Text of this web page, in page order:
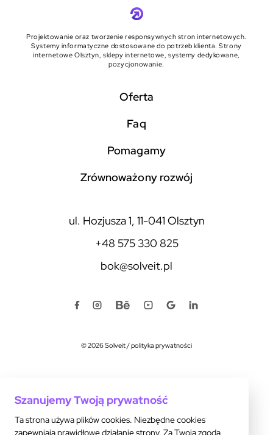
Projektowanie oraz tworzenie responsywnych stron internetowych.
Systemy informatyczne dostosowane do potrzeb klienta. Strony
internetowe Olsztyn, sklepy internetowe, systemy dedykowane,
pozycjonowanie.
Oferta
faq
pomagamy
zrównoważony rozwój
ul. Hozjusza 1, 11-041 Olsztyn
+48 575 330 825
bok@solveit.pl
© 2026 Solveit/polityka prywatności
Szanujemy Twoją prywatność
Ta strona używa plików cookies. Niezbędne cookies
zapewniają prawidłowe działanie strony. Za Twoją zgodą